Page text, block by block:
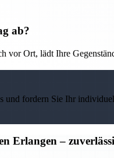
ab?
vor Ort, lädt Ihre
und fordern Sie Ihr
Erlangen –